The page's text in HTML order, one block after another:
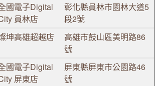
國電子Digital
員林店
彰化縣員林市園林大道5
段2號
坤高雄超越店
高雄市鼓山區美明路86
號
國電子Digital
屏東店
屏東縣屏東市公園路46
號